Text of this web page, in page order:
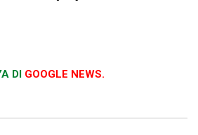
DI GOOGLE NEWS.